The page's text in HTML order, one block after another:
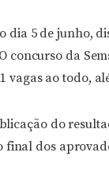
5 de junho,
concurso da
ao todo,
do
final dos